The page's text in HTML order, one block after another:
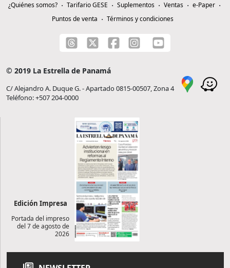
¿Quiénes somos? Tarifario GESE Suplementos Ventas
e-Paper
Puntos de venta
Términos y condiciones
© 2019 La Estrella de Panamá
C/ Alejandro A. Duque G. - Apartado 0815-00507, Zona 4
Teléfono: +507 204-0000
Edición Impresa
Portada del impreso
del 7 de agosto de
2026